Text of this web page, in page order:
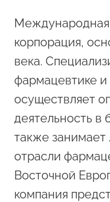
Международная
корпорация,
века.
фармацевтике и
осуществляет
деятельность в
также
отрасли
Восточной
компания